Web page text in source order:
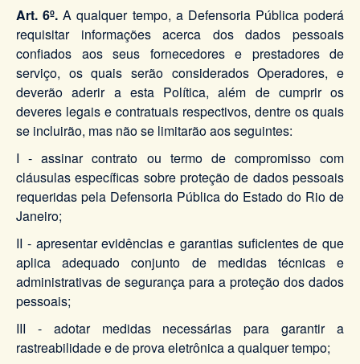
Art. 6º. A qualquer tempo, a Defensoria Pública poderá
requisitar informações acerca dos dados pessoais
confiados aos seus fornecedores e prestadores de
serviço, os quais serão considerados Operadores, e
deverão aderir a esta Política, além de cumprir os
deveres legais e contratuais respectivos, dentre os quais
se incluirão, mas não se limitarão aos seguintes:
I - assinar contrato ou termo de compromisso com
cláusulas específicas sobre proteção de dados pessoais
requeridas pela Defensoria Pública do Estado do Rio de
Janeiro;
II - apresentar evidências e garantias suficientes de que
aplica adequado conjunto de medidas técnicas e
administrativas de segurança para a proteção dos dados
pessoais;
III - adotar medidas necessárias para garantir a
rastreabilidade e de prova eletrônica a qualquer tempo;